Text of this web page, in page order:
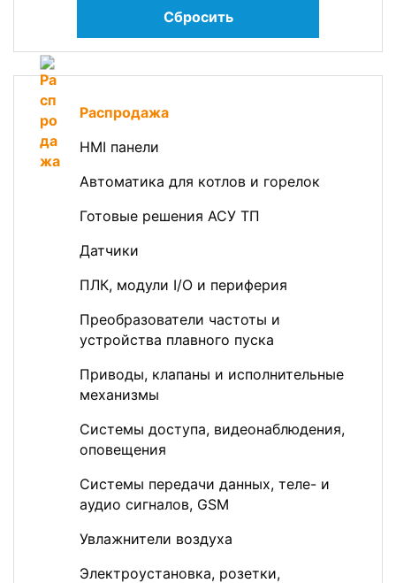
Сбросить
Распродажа
HMI панели
Автоматика для котлов и горелок
Готовые решения АСУ ТП
Датчики
ПЛК, модули I/O и периферия
Преобразователи частоты и
устройства плавного пуска
Приводы, клапаны и исполнительные
механизмы
Системы доступа, видеонаблюдения,
оповещения
Системы передачи данных, теле- и
аудио сигналов, GSM
Увлажнители воздуха
Электроустановка, розетки,